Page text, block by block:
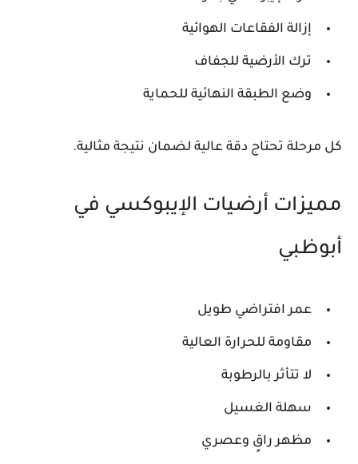
إزالة الفقاعات الهوائية
ترك الأرضية للجفاف
وضع الطبقة النهائية للحماية
كل مرحلة تحتاج دقة عالية لضمان نتيجة مثالية.
مميزات أرضيات الإيبوكسي في
أبوظبي
عمر افتراضي طويل
مقاومة للحرارة العالية
لا تتأثر بالرطوبة
سهلة الغسيل
مظهر راقٍ وعصري